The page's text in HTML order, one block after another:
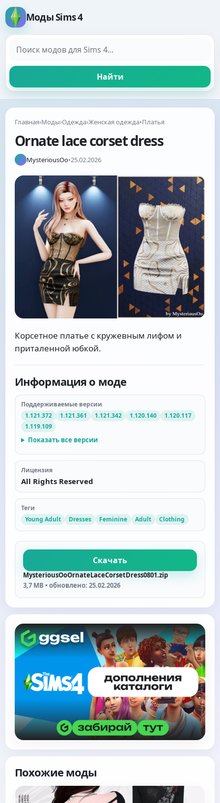
Моды Sims 4
Найти
Главная›Моды›Одежда›Женская одежда•Платья
Ornate lace corset dress
MysteriousOo•25.02.2026
Корсетное платье с кружевным лифом и
приталенной юбкой.
Информация о моде
Поддерживаемые версии
1.121.372
1.121.361 1.121.342 1.120.140
1.120.117
1.119.109
Показать все версии
Лицензия
All Rights Reserved
Теги
Young Adult
Dresses Feminine Adult Clothing
Скачать
MysteriousOoOrnateLaceCorsetDress0801.zip
3,7 MB • обновлено: 25.02.2026
Похожие моды